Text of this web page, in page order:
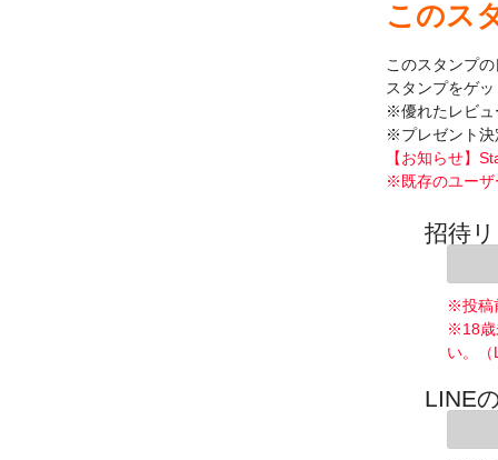
このス
このスタンプ
スタンプをゲ
※優れたレビュ
※プレゼント決
【お知らせ】
※既存のユーザ
招待
※投稿
※18歳
い。
LINE